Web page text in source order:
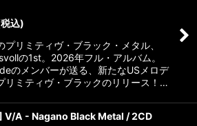
込)
プリミティヴ・ブラック・メタル、
の1st。2026年フル・アルバム。
のメンバーが送る、新たなUSメロデ
リミティヴ・ブラックのリリース！…
V/A - Nagano Black Metal / 2CD